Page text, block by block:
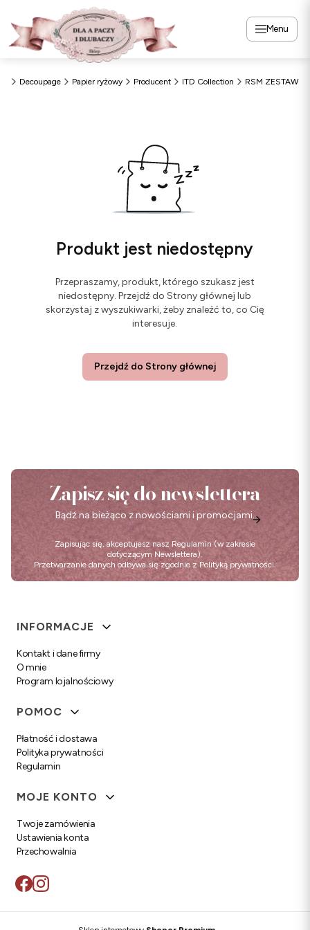
Menu
Decoupage Papier ryżowy Producent ITD Collection RSM ZESTAW
Produkt jest niedostępny
Przepraszamy, produkt, którego szukasz jest
niedostępny. Przejdź do Strony głównej lub
skorzystaj z wyszukiwarki, żeby znaleźć to, co Cię
interesuje.
Przejdź do Strony głównej
Zapisz się do newslettera
Bądź na bieżąco z nowościami i promocjami.
Zapisując się, akceptujesz nasz Regulamin (w zakresie
dotyczącym Newslettera).
Przetwarzanie danych odbywa się zgodnie z Polityką prywatności.
Linki w stopce
INFORMACJE
Kontakt i dane firmy
O mnie
Program lojalnościowy
POMOC
Płatność i dostawa
Polityka prywatności
Regulamin
MOJE KONTO
Twoje zamówienia
Ustawienia konta
Przechowalnia